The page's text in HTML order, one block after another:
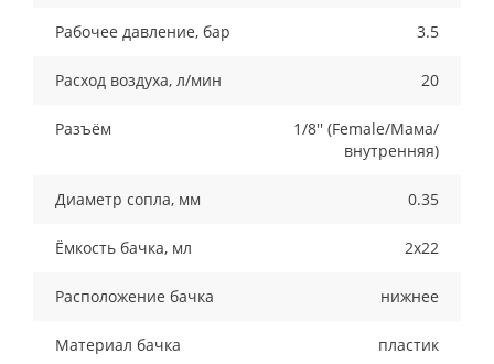
Рабочее давление, бар 3.5
Расход воздуха, л/мин 20
Разъём
1/8'' (Female/Мама/
внутренняя)
Диаметр сопла, мм 0.35
Ёмкость бачка, мл 2x22
Расположение бачка нижнее
Материал бачка пластик